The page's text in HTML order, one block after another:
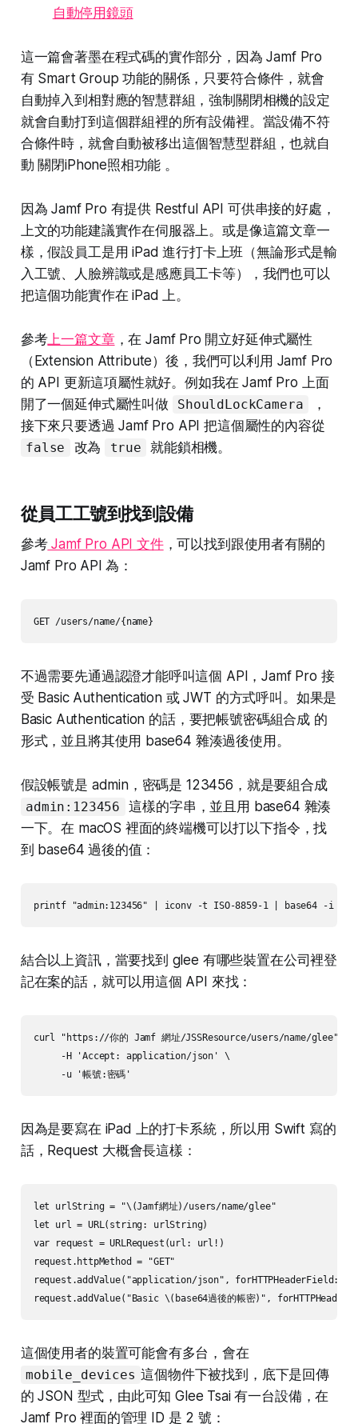
自動停用鏡頭
這一篇會著墨在程式碼的實作部分，因為 Jamf Pro
有 Smart Group 功能的關係，只要符合條件，就會
自動掉入到相對應的智慧群組，強制關閉相機的設定
就會自動打到這個群組裡的所有設備裡。當設備不符
合條件時，就會自動被移出這個智慧型群組，也就自
動 關閉iPhone照相功能 。
因為 Jamf Pro 有提供 Restful API 可供串接的好處，
上文的功能建議實作在伺服器上。或是像這篇文章一
樣，假設員工是用 iPad 進行打卡上班（無論形式是輸
入工號、人臉辨識或是感應員工卡等），我們也可以
把這個功能實作在 iPad 上。
參考上一篇文章，在 Jamf Pro 開立好延伸式屬性
（Extension Attribute）後，我們可以利用 Jamf Pro
的 API 更新這項屬性就好。例如我在 Jamf Pro 上面
開了一個延伸式屬性叫做
ShouldLockCamera
，
接下來只要透過 Jamf Pro API 把這個屬性的內容從
false 改為 true 就能鎖相機。
從員工工號到找到設備
參考Jamf Pro API 文件，可以找到跟使用者有關的
Jamf Pro API 為：
GET /users/name/{name}
不過需要先通過認證才能呼叫這個 API，Jamf Pro 接
受 Basic Authentication 或 JWT 的方式呼叫。如果是
Basic Authentication 的話，要把帳號密碼組合成 的
形式，並且將其使用 base64 雜湊過後使用。
假設帳號是 admin，密碼是 123456，就是要組合成
admin:123456
這樣的字串，並且用 base64 雜湊
一下。在 macOS 裡面的終端機可以打以下指令，找
到 base64 過後的值：
printf "admin:123456" | iconv -t ISO-8859-1 | base64 -i -
結合以上資訊，當要找到 glee 有哪些裝置在公司裡登
記在案的話，就可以用這個 API 來找：
curl "https://你的 Jamf 網址/JSSResource/users/name/glee" \
     -H 'Accept: application/json' \
     -u '帳號:密碼'
因為是要寫在 iPad 上的打卡系統，所以用 Swift 寫的
話，Request 大概會長這樣：
let urlString = "\(Jamf網址)/users/name/glee"
let url = URL(string: urlString)
var request = URLRequest(url: url!)
request.httpMethod = "GET"
request.addValue("application/json", forHTTPHeaderField:
request.addValue("Basic \(base64過後的帳密)",
這個使用者的裝置可能會有多台，會在
mobile_devices 這個物件下被找到，底下是回傳
的 JSON 型式，由此可知 Glee Tsai 有一台設備，在
Jamf Pro 裡面的管理 ID 是 2 號：